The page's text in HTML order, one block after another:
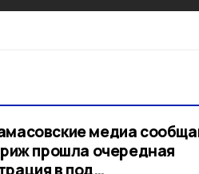
медиа
прошла очередная